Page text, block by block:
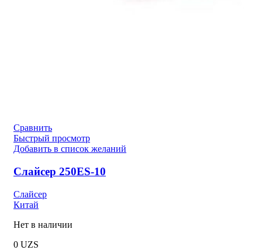
Сравнить
Быстрый просмотр
Добавить в список желаний
Слайсер 250ES-10
Слайсер
Китай
Нет в наличии
0 UZS